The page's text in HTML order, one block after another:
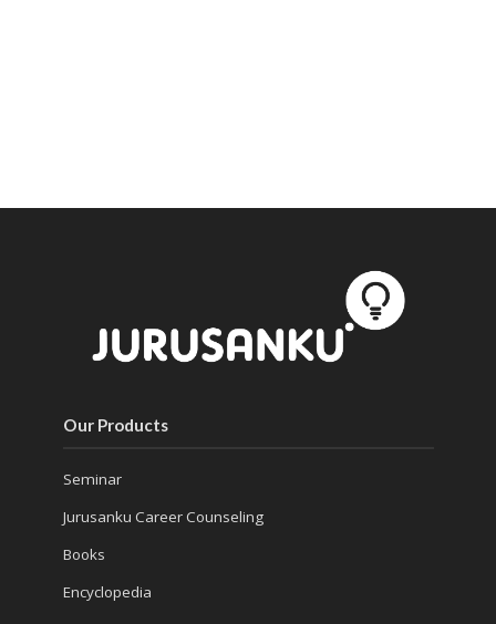
Our Products
Seminar
Jurusanku Career Counseling
Books
Encyclopedia